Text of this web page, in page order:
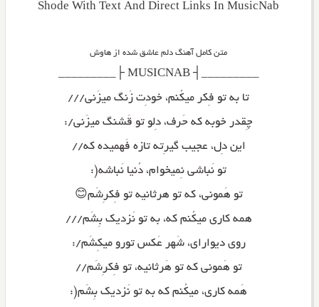
Shode With Text And Direct Links In MusicNab
متن کامل آهنگ دلم عاشق شده از هاوش
_________┤ MUSICNAB ├_________
تا به تو فِکر میکُنم، خودِت زَنگ میزَنی///
چِقدر خوبه که حَرف، دِلو تو قَشنگ میزَنی/:
این دِل، عجیب گیرِته تازه فَهمیده که//
تو نَباشی نِمیخوام، دُنیا نَباشه(:
تو هَمونی، که تو هرثانیه تو فِکرِشَم😊
همه کاری میکُنم که، به تو نَزدیک بِشَم///
روی دیوارای، شَهر عَکس تورو میکِشَم/:
تو هَمونی که تو هَرثانیه، تو فِکرِشَم//
هَمه کاری، میکُنم که به تو نَزدیک بِشَم(: